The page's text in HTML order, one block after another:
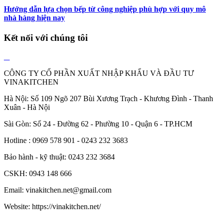
Hướng dẫn lựa chọn bếp từ công nghiệp phù hợp với quy mô
nhà hàng hiện nay
Kết nối với chúng tôi
CÔNG TY CỔ PHẦN XUẤT NHẬP KHẨU VÀ ĐẦU TƯ
VINAKITCHEN
Hà Nội: Số 109 Ngõ 207 Bùi Xương Trạch - Khương Đình - Thanh
Xuân - Hà Nội
Sài Gòn: Số 24 - Đường 62 - Phường 10 - Quận 6 - TP.HCM
Hotline : 0969 578 901 - 0243 232 3683
Bảo hành - kỹ thuật: 0243 232 3684
CSKH: 0943 148 666
Email: vinakitchen.net@gmail.com
Website: https://vinakitchen.net/